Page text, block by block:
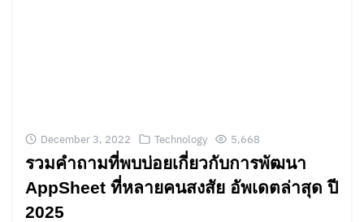
December 3, 2022 Technology 5,668
รวมคำถามที่พบบ่อยเกี่ยวกับการพัฒนา
AppSheet ที่หลายคนสงสัย อัพเดตล่าสุด ปี
2025